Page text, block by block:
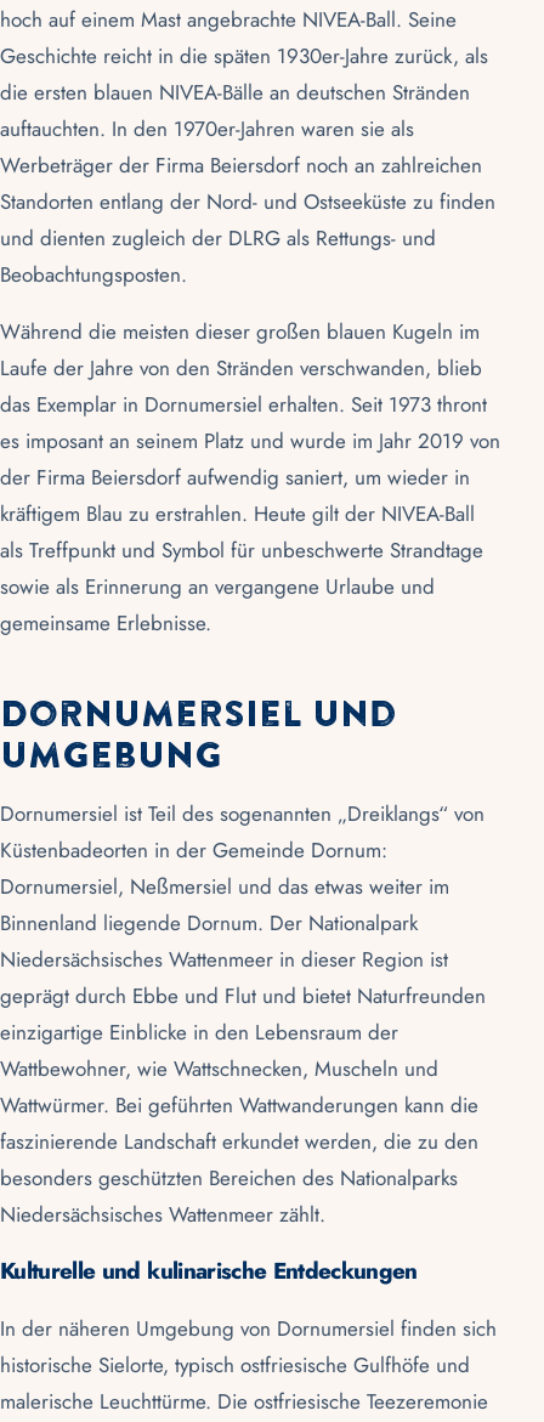
hoch auf einem Mast angebrachte NIVEA-Ball. Seine
Geschichte reicht in die späten 1930er-Jahre zurück, als
die ersten blauen NIVEA-Bälle an deutschen Stränden
auftauchten. In den 1970er-Jahren waren sie als
Werbeträger der Firma Beiersdorf noch an zahlreichen
Standorten entlang der Nord- und Ostseeküste zu finden
und dienten zugleich der DLRG als Rettungs- und
Beobachtungsposten.
Während die meisten dieser großen blauen Kugeln im
Laufe der Jahre von den Stränden verschwanden, blieb
das Exemplar in Dornumersiel erhalten. Seit 1973 thront
es imposant an seinem Platz und wurde im Jahr 2019 von
der Firma Beiersdorf aufwendig saniert, um wieder in
kräftigem Blau zu erstrahlen. Heute gilt der NIVEA-Ball
als Treffpunkt und Symbol für unbeschwerte Strandtage
sowie als Erinnerung an vergangene Urlaube und
gemeinsame Erlebnisse.
Dornumersiel und
Umgebung
Dornumersiel ist Teil des sogenannten „Dreiklangs“ von
Küstenbadeorten in der Gemeinde Dornum:
Dornumersiel, Neßmersiel und das etwas weiter im
Binnenland liegende Dornum. Der Nationalpark
Niedersächsisches Wattenmeer in dieser Region ist
geprägt durch Ebbe und Flut und bietet Naturfreunden
einzigartige Einblicke in den Lebensraum der
Wattbewohner, wie Wattschnecken, Muscheln und
Wattwürmer. Bei geführten Wattwanderungen kann die
faszinierende Landschaft erkundet werden, die zu den
besonders geschützten Bereichen des Nationalparks
Niedersächsisches Wattenmeer zählt.
Kulturelle und kulinarische Entdeckungen
In der näheren Umgebung von Dornumersiel finden sich
historische Sielorte, typisch ostfriesische Gulfhöfe und
malerische Leuchttürme. Die ostfriesische Teezeremonie